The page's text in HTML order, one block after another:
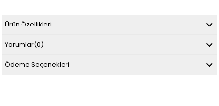
Ürün Özellikleri
Yorumlar(0)
Ödeme Seçenekleri